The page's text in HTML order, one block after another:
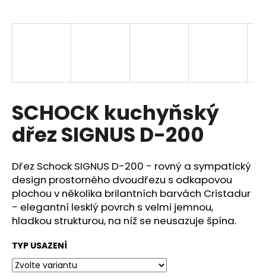
SCHOCK kuchyňský
dřez SIGNUS D-200
Dřez Schock SIGNUS D-200 - rovný a sympatický
design prostorného dvoudřezu s odkapovou
plochou v několika brilantních barvách Cristadur
- elegantní lesklý povrch s velmi jemnou,
hladkou strukturou, na níž se neusazuje špína.
TYP USAZENÍ
j
?
HLEDAT
D
o
p
o
r
u
č